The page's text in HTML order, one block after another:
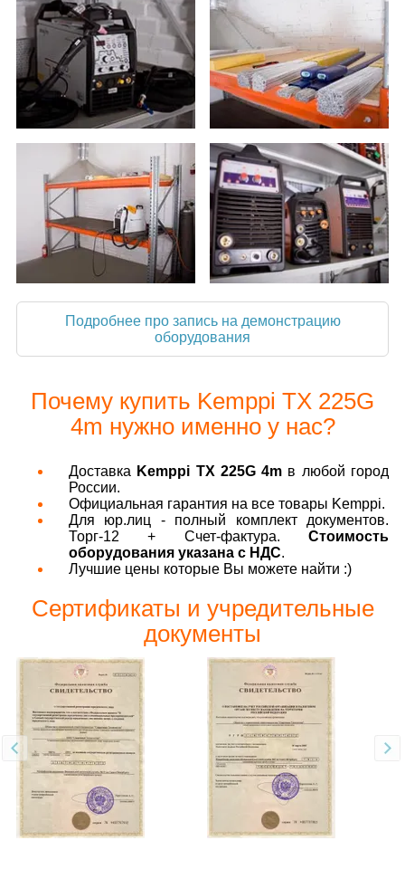
Подробнее про запись на демонстрацию
оборудования
Почему купить Kemppi TX 225G
4m нужно именно у нас?
Доставка Kemppi TX 225G 4m в любой город
России.
Официальная гарантия на все товары Kemppi.
Для юр.лиц - полный комплект документов.
Торг-12 + Счет-фактура. Стоимость
оборудования указана с НДС.
Лучшие цены которые Вы можете найти :)
Сертификаты и учредительные
документы